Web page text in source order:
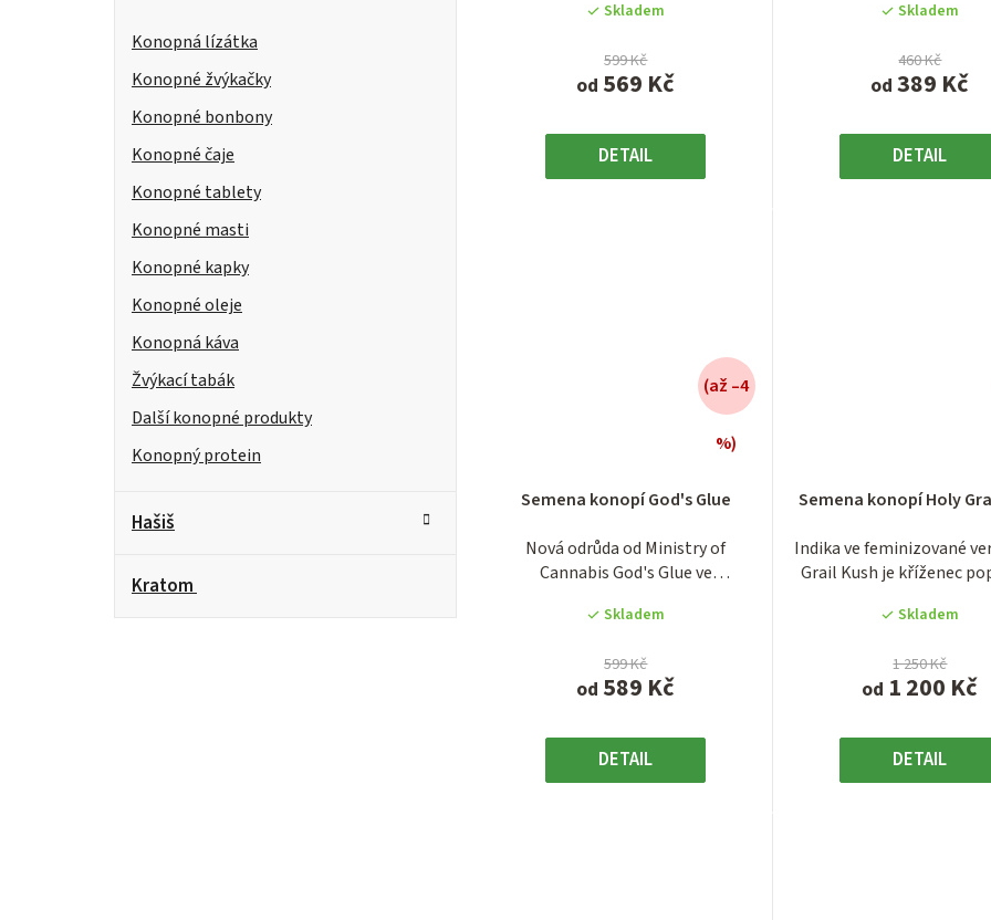
Konopná lízátka
Konopné žvýkačky
Konopné bonbony
Konopné čaje
Konopné tablety
Konopné masti
Konopné kapky
Konopné oleje
Konopná káva
Žvýkací tabák
Další konopné produkty
Konopný protein
Hašiš
Kratom
Skladem
od 569 Kč
599 Kč
DETAIL
hvězdiček.
Skladem
od 389 Kč
460 Kč
DETAIL
hvězdiček.
Semena konopí God's Glue
Nová odrůda od Ministry of
Cannabis God's Glue ve
Skladem
od 589 Kč
599 Kč
(až –4
%)
DETAIL
produktu
4,0
z
hvězdiček.
Semena konopí Holy
Indika ve feminizované
Grail Kush je kříženec
Skladem
od 1 200 Kč
1 250 Kč
DETAIL
produktu
5,0
z
hvězdiček.